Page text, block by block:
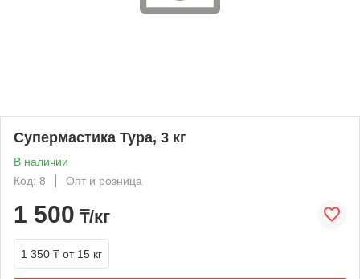
Cупермастика Тура, 3 кг
В наличии
Код: 8
Опт и розница
1 500 ₸/кг
1 350 ₸ от 15 кг